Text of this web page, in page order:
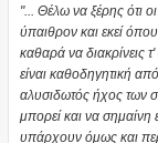
"... Θέλω να ξέρης ότι
ύπαιθρον και εκεί
καθαρά να διακρίνεις
είναι καθοδηγητική
αλυσιδωτός ήχος των
μπορεί και να σημαίνη
υπάρχουν όμως και